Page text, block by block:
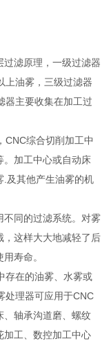
过滤原理，一级过滤器
上油雾，三级过滤器
器主要收集在加工过
CNC综合切削加工中
。加工中心或自动床
.及其他产生油雾的机
不同的过滤系统。对雾
，这样大大地减轻了后
寿命。
存在的油雾、水雾或
处理器可应用于CNC
、轴承沟道磨、螺纹
加工、数控加工中心